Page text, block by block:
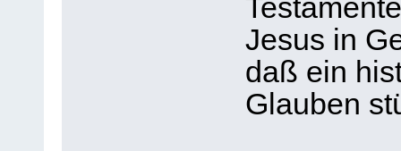
Jesus in
daß ein
Glauben